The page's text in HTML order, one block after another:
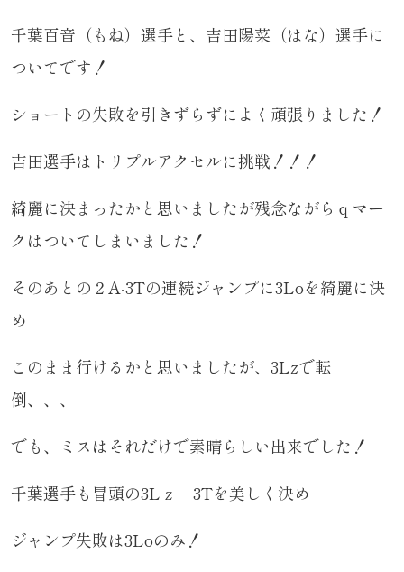
千葉百音（もね）選手と、吉田陽菜（はな）選手に
ついてです！
ショートの失敗を引きずらずによく頑張りました！
吉田選手はトリプルアクセルに挑戦！！！
綺麗に決まったかと思いましたが残念ながらｑマー
クはついてしまいました！
そのあとの２A-3Tの連続ジャンプに3Loを綺麗に決
め
このまま行けるかと思いましたが、3Lzで転
倒、、、
でも、ミスはそれだけで素晴らしい出来でした！
千葉選手も冒頭の3Lｚ－3Tを美しく決め
ジャンプ失敗は3Loのみ！